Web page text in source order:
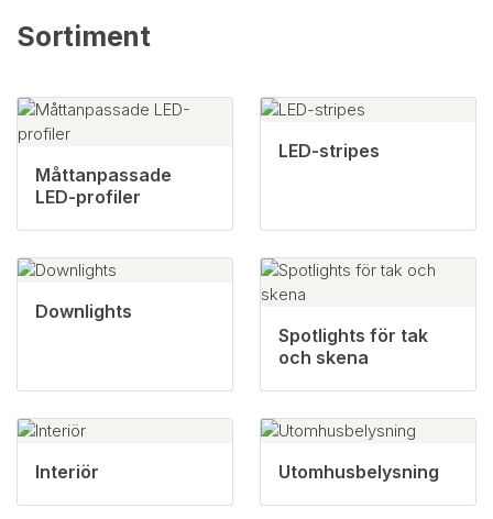
Sortiment
Måttanpassade
LED-profiler
LED-stripes
Downlights
Spotlights för tak
och skena
Interiör Utomhusbelysning